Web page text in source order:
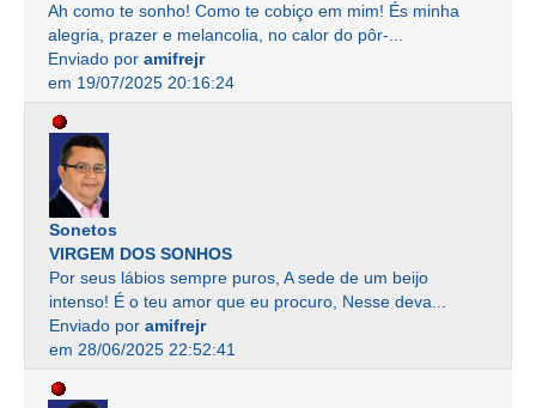
Ah como te sonho! Como te cobiço em mim! És minha
alegria, prazer e melancolia, no calor do pôr-...
Enviado por amifrejr
em 19/07/2025 20:16:24
Sonetos
VIRGEM DOS SONHOS
Por seus lábios sempre puros, A sede de um beijo
intenso! É o teu amor que eu procuro, Nesse deva...
Enviado por amifrejr
em 28/06/2025 22:52:41